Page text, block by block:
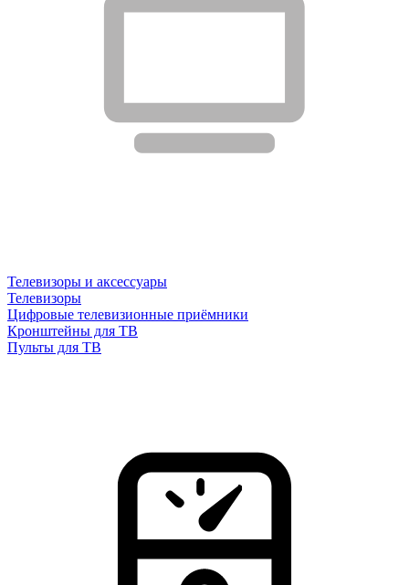
Телевизоры и аксессуары
Телевизоры
Цифровые телевизионные приёмники
Кронштейны для ТВ
Пульты для ТВ